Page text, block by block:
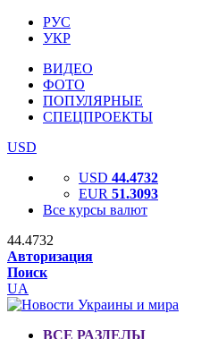
РУС
УКР
ВИДЕО
ФОТО
ПОПУЛЯРНЫЕ
СПЕЦПРОЕКТЫ
USD
USD 44.4732
EUR 51.3093
Все курсы валют
44.4732
Авторизация
Поиск
UA
ВСЕ РАЗДЕЛЫ